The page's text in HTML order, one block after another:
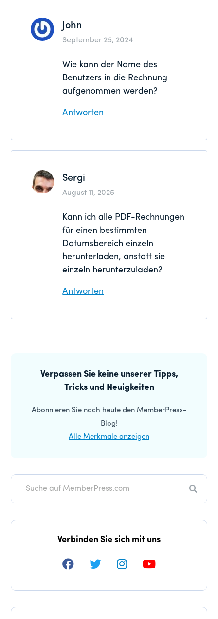
John
September 25, 2024
Wie kann der Name des
Benutzers in die Rechnung
aufgenommen werden?
Antworten
Sergi
August 11, 2025
Kann ich alle PDF-Rechnungen
für einen bestimmten
Datumsbereich einzeln
herunterladen, anstatt sie
einzeln herunterzuladen?
Antworten
Seitenleiste
Verpassen Sie keine unserer Tipps,
Tricks und Neuigkeiten
Abonnieren Sie noch heute den MemberPress-
Blog!
Alle Merkmale anzeigen
Suche
Verbinden Sie sich mit uns